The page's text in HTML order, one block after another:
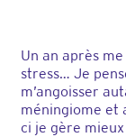
Un an après
stress… Je
m’angoisser
méningiome et
ci je gère